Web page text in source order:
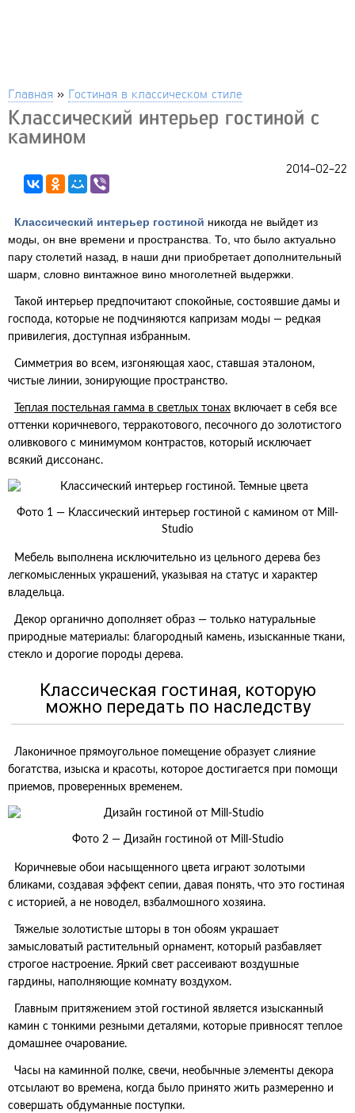
Главная » Гостиная в классическом стиле
Классический интерьер гостиной с
камином
2014-02-22
Классический интерьер гостиной никогда не выйдет из
моды, он вне времени и пространства. То, что было актуально
пару столетий назад, в наши дни приобретает дополнительный
шарм, словно винтажное вино многолетней выдержки.
Такой интерьер предпочитают спокойные, состоявшие дамы и
господа, которые не подчиняются капризам моды — редкая
привилегия, доступная избранным.
Симметрия во всем, изгоняющая хаос, ставшая эталоном,
чистые линии, зонирующие пространство.
Теплая постельная гамма в светлых тонах включает в себя все
оттенки коричневого, терракотового, песочного до золотистого
оливкового с минимумом контрастов, который исключает
всякий диссонанс.
Фото 1 — Классический интерьер гостиной с камином от Mill-
Studio
Мебель выполнена исключительно из цельного дерева без
легкомысленных украшений, указывая на статус и характер
владельца.
Декор органично дополняет образ — только натуральные
природные материалы: благородный камень, изысканные ткани,
стекло и дорогие породы дерева.
Классическая гостиная, которую
можно передать по наследству
Лаконичное прямоугольное помещение образует слияние
богатства, изыска и красоты, которое достигается при помощи
приемов, проверенных временем.
Фото 2 — Дизайн гостиной от Mill-Studio
Коричневые обои насыщенного цвета играют золотыми
бликами, создавая эффект сепии, давая понять, что это гостиная
с историей, а не новодел, взбалмошного хозяина.
Тяжелые золотистые шторы в тон обоям украшает
замысловатый растительный орнамент, который разбавляет
строгое настроение. Яркий свет рассеивают воздушные
гардины, наполняющие комнату воздухом.
Главным притяжением этой гостиной является изысканный
камин с тонкими резными деталями, которые привносят теплое
домашнее очарование.
Часы на каминной полке, свечи, необычные элементы декора
отсылают во времена, когда было принято жить размеренно и
совершать обдуманные поступки.